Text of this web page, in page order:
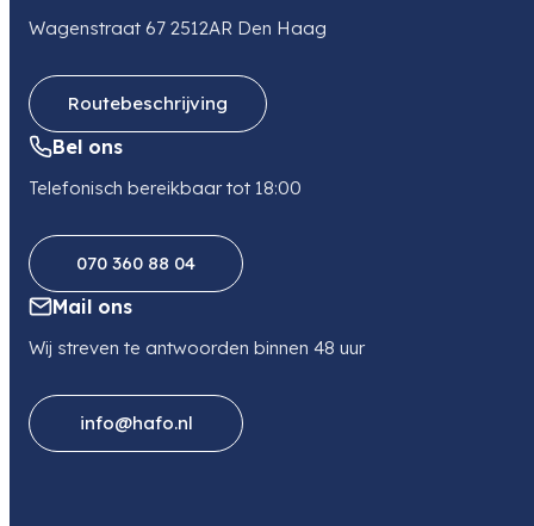
Wagenstraat 67 2512AR Den Haag
Routebeschrijving
Bel ons
Telefonisch bereikbaar tot 18:00
070 360 88 04
Mail ons
Wij streven te antwoorden binnen 48 uur
info@hafo.nl